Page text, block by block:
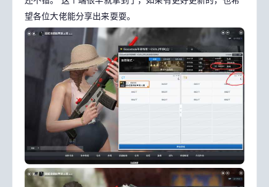
望各位大佬能分享出来耍耍。